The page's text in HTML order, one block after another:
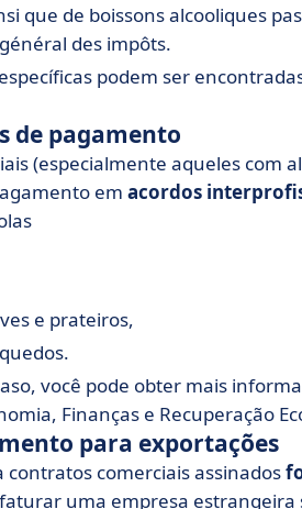
que de boissons alcooliques
des impôts.
podem ser
de pagamento
(especialmente aqueles com
em acordos
e prateiros,
você pode obter mais
Finanças e Recuperação
para exportações
contratos comerciais assinados
uma empresa estrangeira